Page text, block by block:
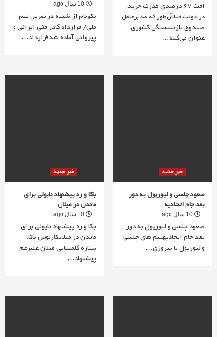
نکونام از شنبه در تمرین تیم
ملی/ قرارداد کادر فنی ایرانی و
پیروانی آماده شدقرارداد…
افت 67 درصدی قدرت خرید
در دولت قبلآن‌طور که مدیرعامل
صندوق بازنشستگی کشوری
عنوان می‌کند…
خبر جدید
باکا و رد پیشنهاد ناپولی برای
ماندن در میلان
باکا و رد پیشنهاد ناپولی برای
ماندن در میلانکارلوس باکا،
ستاره کلمبیایی میلان علیرغم
پیشنهاد…
خبر جدید
صعود چلسی و لیورپول به دور
بعد جام اتحادیه
صعود چلسی و لیورپول به دور
بعد جام اتحادیهتیم های چلسی
و لیورپول با پیروزی…